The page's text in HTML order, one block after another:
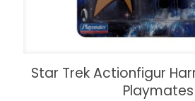
Star Trek Actionfigur
Playmates